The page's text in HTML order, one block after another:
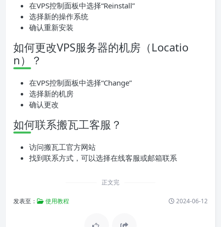
在VPS控制面板中选择“Reinstall”
选择新的操作系统
确认重新安装
如何更改VPS服务器的机房（Locatio
n）？
在VPS控制面板中选择“Change”
选择新的机房
确认更改
如何联系搬瓦工客服？
访问搬瓦工官方网站
找到联系方式，可以选择在线客服或邮箱联系
正文完
发表至： 使用教程 2024-06-12